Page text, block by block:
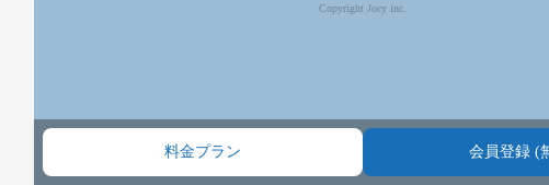
料金プラン 会員登録 (
Copyright Jocy inc.